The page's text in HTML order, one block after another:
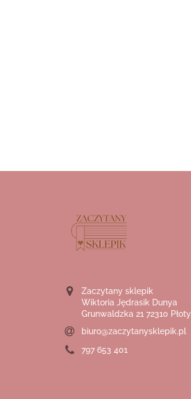
Zaczytany sklepik
Wiktoria Jędrasik Dunya
Grunwaldzka 21 72310 Płoty
biuro@zaczytanysklepik.pl
797 653 401